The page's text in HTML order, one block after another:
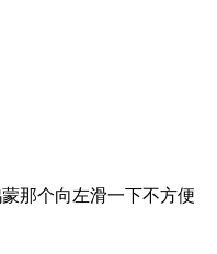
那个向左滑一下不方便